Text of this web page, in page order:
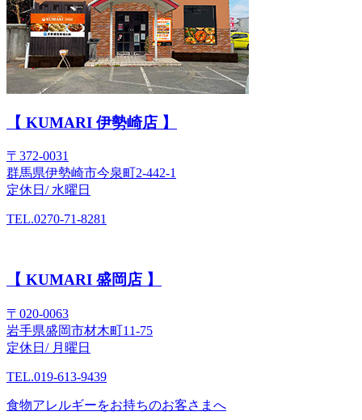
【 KUMARI 伊勢崎店 】
〒372-0031
群馬県伊勢崎市今泉町2-442-1
定休日/ 水曜日
TEL.0270-71-8281
【 KUMARI 盛岡店 】
〒020-0063
岩手県盛岡市材木町11-75
定休日/ 月曜日
TEL.019-613-9439
食物アレルギーをお持ちのお客さまへ